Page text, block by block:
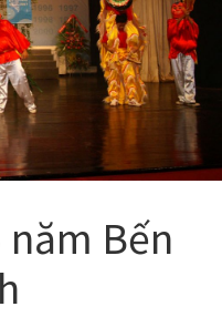
Bến